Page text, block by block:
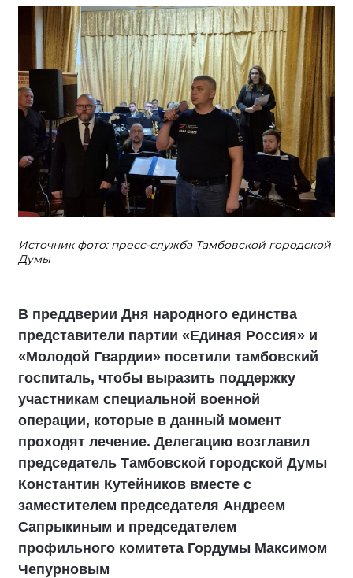
Источник фото: пресс-служба Тамбовской городской
Думы
В преддверии Дня народного единства
представители партии «Единая Россия» и
«Молодой Гвардии» посетили тамбовский
госпиталь, чтобы выразить поддержку
участникам специальной военной
операции, которые в данный момент
проходят лечение. Делегацию возглавил
председатель Тамбовской городской Думы
Константин Кутейников вместе с
заместителем председателя Андреем
Сапрыкиным и председателем
профильного комитета Гордумы Максимом
Чепурновым